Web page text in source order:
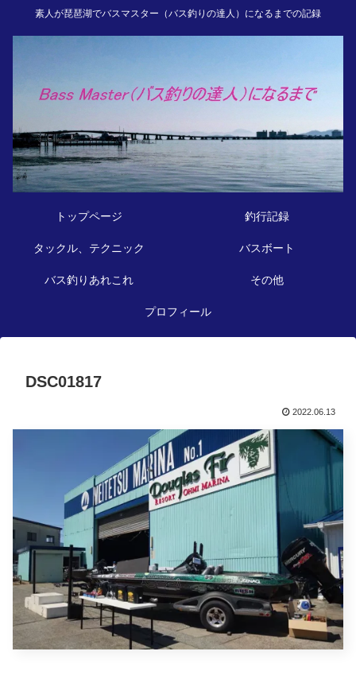
素人が琵琶湖でバスマスター（バス釣りの達人）になるまでの記録
トップページ 釣行記録
タックル、テクニック バスボート
バス釣りあれこれ その他
プロフィール
DSC01817
2022.06.13